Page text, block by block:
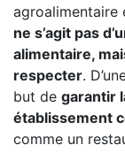
agroalimentaire
ne s’agit pas
alimentaire,
respecter.
but de garantir
établissement
comme un